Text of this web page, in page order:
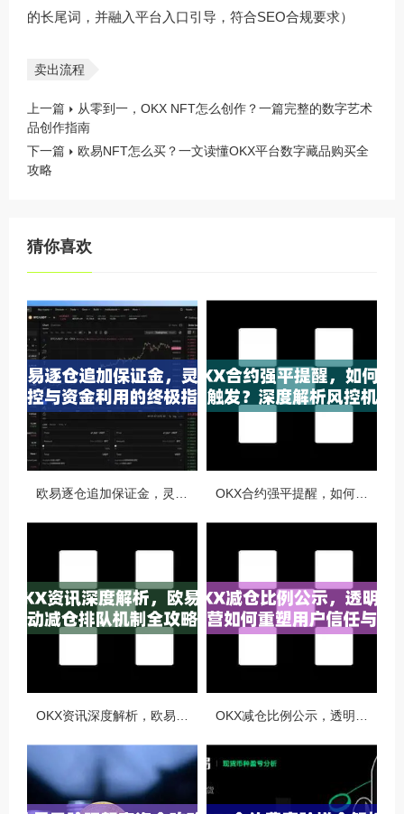
的长尾词，并融入平台入口引导，符合SEO合规要求）
卖出流程
上一篇
从零到一，OKX NFT怎么创作？一篇完整的数字艺术
品创作指南
下一篇
欧易NFT怎么买？一文读懂OKX平台数字藏品购买全
攻略
猜你喜欢